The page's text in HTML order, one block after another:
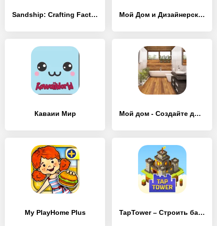
Sandship: Crafting Factory Мой Дом и Дизайнерские Мечты
Каваии Мир Мой дом - Создайте дом мечты
My PlayHome Plus TapTower – Строить башню из блоков